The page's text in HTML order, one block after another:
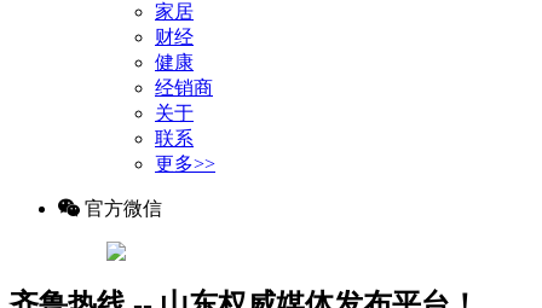
家居
财经
健康
经销商
关于
联系
更多>>
官方微信